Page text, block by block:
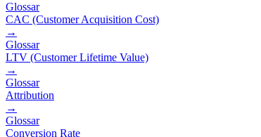
Glossar
CAC (Customer Acquisition Cost)
→
Glossar
LTV (Customer Lifetime Value)
→
Glossar
Attribution
→
Glossar
Conversion Rate